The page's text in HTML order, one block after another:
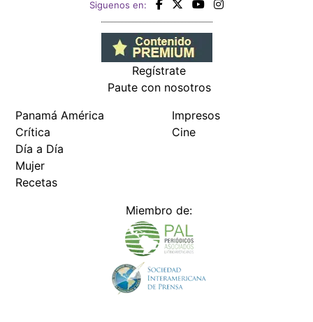
Siguenos en:
Regístrate
Paute con nosotros
Panamá América
Crítica
Día a Día
Mujer
Recetas
Impresos
Cine
Miembro de: